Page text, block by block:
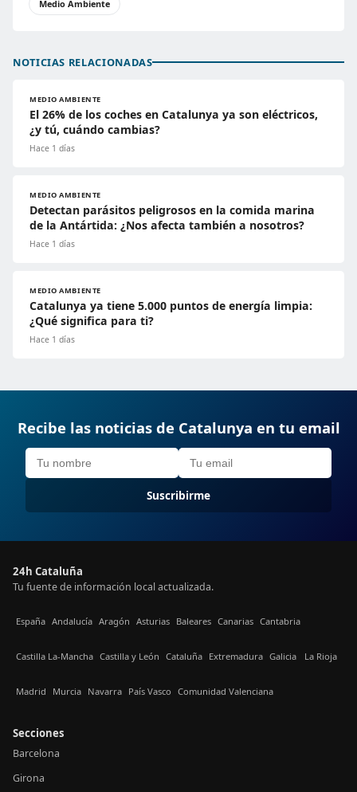
Medio Ambiente
NOTICIAS RELACIONADAS
MEDIO AMBIENTE
El 26% de los coches en Catalunya ya son eléctricos,
¿y tú, cuándo cambias?
Hace 1 días
MEDIO AMBIENTE
Detectan parásitos peligrosos en la comida marina
de la Antártida: ¿Nos afecta también a nosotros?
Hace 1 días
MEDIO AMBIENTE
Catalunya ya tiene 5.000 puntos de energía limpia:
¿Qué significa para ti?
Hace 1 días
Recibe las noticias de Catalunya en tu email
Suscribirme
24h Cataluña
Tu fuente de información local actualizada.
España Andalucía Aragón Asturias Baleares Canarias Cantabria
Castilla La-Mancha Castilla y León Cataluña Extremadura Galicia La Rioja
Madrid Murcia Navarra País Vasco Comunidad Valenciana
Secciones
Barcelona
Girona